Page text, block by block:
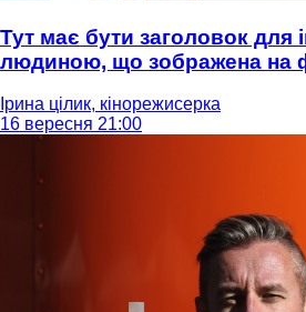
Тут має бути заголовок для
людиною, що зображена на
Ірина цілик, кінорежисерка
16 вересня 21:00